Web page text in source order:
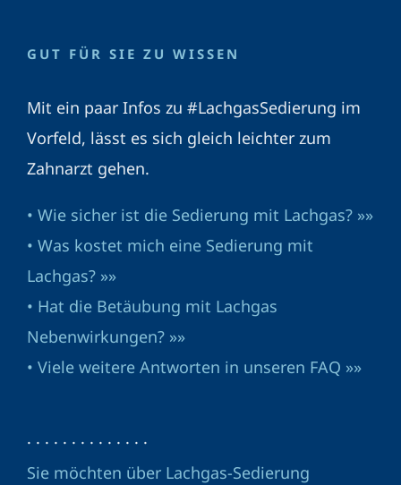
GUT FÜR SIE ZU WISSEN
Mit ein paar Infos zu #LachgasSedierung im
Vorfeld, lässt es sich gleich leichter zum
Zahnarzt gehen.
• Wie sicher ist die Sedierung mit Lachgas? »»
• Was kostet mich eine Sedierung mit
Lachgas? »»
• Hat die Betäubung mit Lachgas
Nebenwirkungen? »»
• Viele weitere Antworten in unseren FAQ »»
· · · · · · · · · · · · · ·
Sie möchten über Lachgas-Sedierung